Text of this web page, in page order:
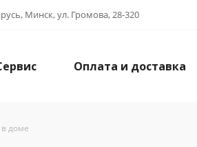
Минск, ул. Громова, 28-320
Оплата и доставка
доме